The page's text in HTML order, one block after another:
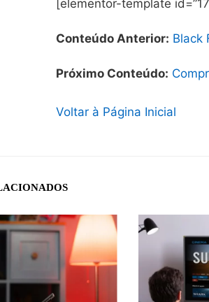
[elementor-template
Conteúdo Anterior: Black
Próximo Conteúdo:
Voltar à Página Inicial